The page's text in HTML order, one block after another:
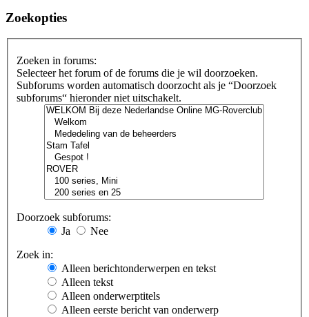
Zoekopties
Zoeken in forums:
Selecteer het forum of de forums die je wil doorzoeken.
Subforums worden automatisch doorzocht als je “Doorzoek
subforums“ hieronder niet uitschakelt.
Doorzoek subforums:
Ja
Nee
Zoek in:
Alleen berichtonderwerpen en tekst
Alleen tekst
Alleen onderwerptitels
Alleen eerste bericht van onderwerp